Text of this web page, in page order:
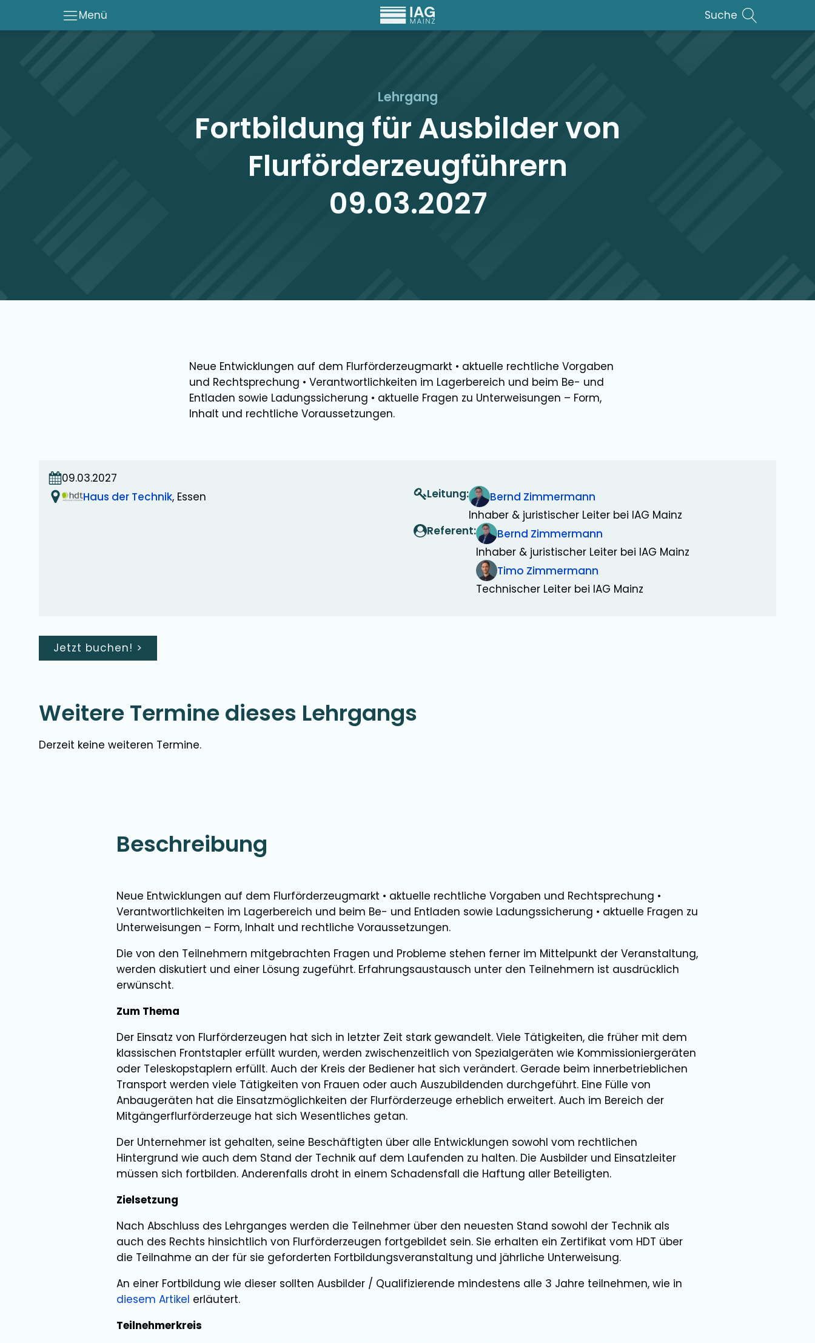
Menü Suche
Lehrgang
Fortbildung für Ausbilder von
Flurförderzeugführern
09.03.2027
Neue Entwicklungen auf dem Flurförderzeugmarkt • aktuelle rechtliche Vorgaben
und Rechtsprechung • Verantwortlichkeiten im Lagerbereich und beim Be- und
Entladen sowie Ladungssicherung • aktuelle Fragen zu Unterweisungen – Form,
Inhalt und rechtliche Voraussetzungen.
09.03.2027
Haus der Technik, Essen Leitung:
Bernd Zimmermann
Inhaber & juristischer Leiter bei IAG Mainz
Referent:
Bernd Zimmermann
Inhaber & juristischer Leiter bei IAG Mainz
Timo Zimmermann
Technischer Leiter bei IAG Mainz
Jetzt buchen! >
WeitereTermine dieses Lehrgangs
Derzeit keine weiteren Termine.
Beschreibung
Neue Entwicklungen auf dem Flurförderzeugmarkt • aktuelle rechtliche Vorgaben und Rechtsprechung •
Verantwortlichkeiten im Lagerbereich und beim Be- und Entladen sowie Ladungssicherung • aktuelle Fragen zu
Unterweisungen – Form, Inhalt und rechtliche Voraussetzungen.
Die von den Teilnehmern mitgebrachten Fragen und Probleme stehen ferner im Mittelpunkt der Veranstaltung,
werden diskutiert und einer Lösung zugeführt. Erfahrungsaustausch unter den Teilnehmern ist ausdrücklich
erwünscht.
Zum Thema
Der Einsatz von Flurförderzeugen hat sich in letzter Zeit stark gewandelt. Viele Tätigkeiten, die früher mit dem
klassischen Frontstapler erfüllt wurden, werden zwischenzeitlich von Spezialgeräten wie Kommissioniergeräten
oder Teleskopstaplern erfüllt. Auch der Kreis der Bediener hat sich verändert. Gerade beim innerbetrieblichen
Transport werden viele Tätigkeiten von Frauen oder auch Auszubildenden durchgeführt. Eine Fülle von
Anbaugeräten hat die Einsatzmöglichkeiten der Flurförderzeuge erheblich erweitert. Auch im Bereich der
Mitgängerflurförderzeuge hat sich Wesentliches getan.
Der Unternehmer ist gehalten, seine Beschäftigten über alle Entwicklungen sowohl vom rechtlichen
Hintergrund wie auch dem Stand der Technik auf dem Laufenden zu halten. Die Ausbilder und Einsatzleiter
müssen sich fortbilden. Anderenfalls droht in einem Schadensfall die Haftung aller Beteiligten.
Zielsetzung
Nach Abschluss des Lehrganges werden die Teilnehmer über den neuesten Stand sowohl der Technik als
auch des Rechts hinsichtlich von Flurförderzeugen fortgebildet sein. Sie erhalten ein Zertifikat vom HDT über
die Teilnahme an der für sie geforderten Fortbildungsveranstaltung und jährliche Unterweisung.
An einer Fortbildung wie dieser sollten Ausbilder / Qualifizierende mindestens alle 3 Jahre teilnehmen, wie in
diesem Artikel erläutert.
Teilnehmerkreis